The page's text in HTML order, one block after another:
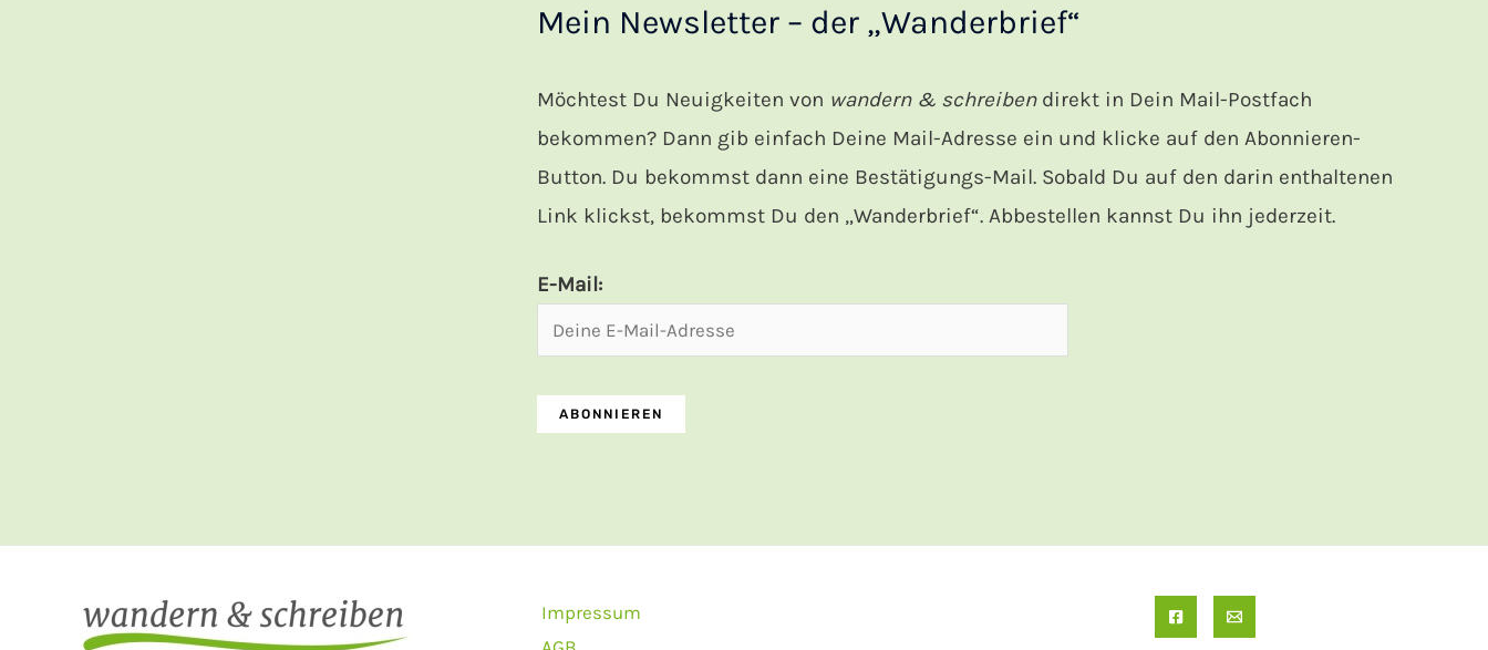
Mein Newsletter – der „Wanderbrief“
Möchtest Du Neuigkeiten von wandern & schreibendirekt in Dein Mail-Postfach
bekommen? Dann gib einfach Deine Mail-Adresse ein und klicke auf den Abonnieren-
Button. Du bekommst dann eine Bestätigungs-Mail. Sobald Du auf den darin enthaltenen
Link klickst, bekommst Du den „Wanderbrief“. Abbestellen kannst Du ihn jederzeit.
E-Mail:
Impressum